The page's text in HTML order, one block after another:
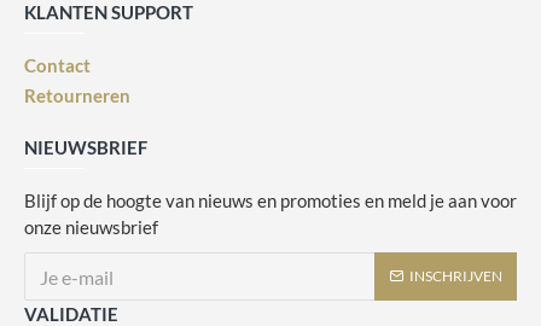
KLANTEN SUPPORT
Contact
Retourneren
NIEUWSBRIEF
Blijf op de hoogte van nieuws en promoties en meld je aan voor
onze nieuwsbrief
INSCHRIJVEN
VALIDATIE